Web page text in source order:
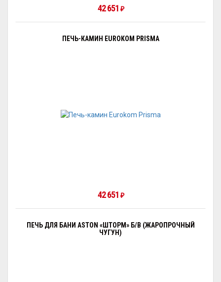
42 651 ₽
ПЕЧЬ-КАМИН EUROKOM PRISMA
42 651 ₽
ПЕЧЬ ДЛЯ БАНИ ASTON «ШТОРМ» Б/В (ЖАРОПРОЧНЫЙ
ЧУГУН)